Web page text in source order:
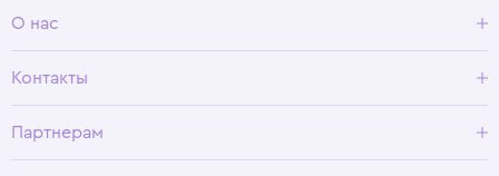
Условия возврата
О нас
Программа лояльности
Контакты
Партнерам